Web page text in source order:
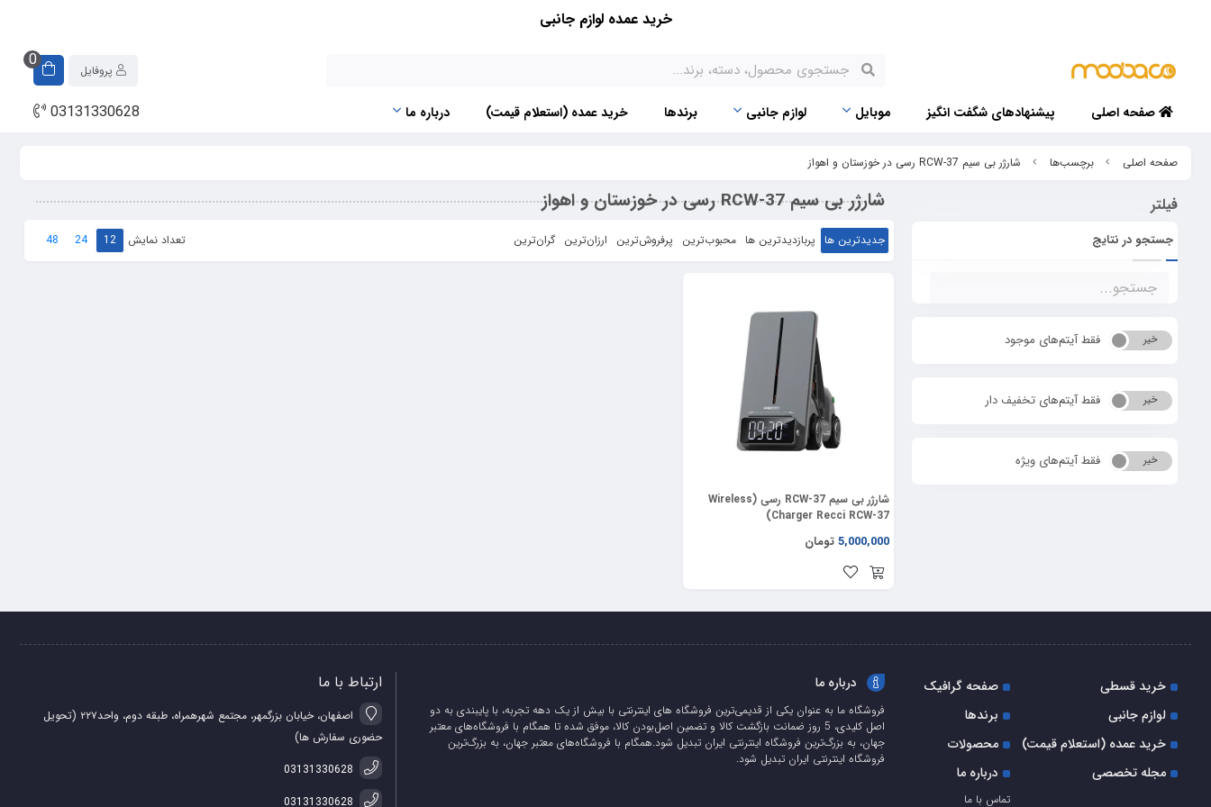
خرید عمده لوازم جانبی
0
صفحه اصلی پیشنهادهای شگفت انگیز موبایل لوازم جانبی برندها خرید عمده (استعلام قیمت) درباره ما 03131330628
صفحه اصلی برچسب‌ها شارژر بی سیم RCW-37 رسی در خوزستان و اهواز
فیلتر
جستجو در نتایج
بله خیر فقط آیتم‌های موجود
بله خیر فقط آیتم‌های تخفیف دار
بله خیر فقط آیتم‌های ویژه
شارژر بی سیم RCW-37 رسی در خوزستان و اهواز
جدیدترین ها پربازدیدترین ها محبوب‌‌ترین پرفروش‌ترین ارزان‌ترین گران‌ترین تعداد نمایش 12
24
48
شارژر بی سیم RCW-37 رسی (Wireless
Charger Recci RCW-37)
5,000,000تومان
خرید قسطی
صفحه گرافیک
لوازم جانبی
برندها
خرید عمده (استعلام قیمت)
محصولات
مجله تخصصی
درباره ما
تماس با ما
درباره ما
فروشگاه ما به عنوان یکی از قدیمی‌ترین فروشگاه های اینترنتی با بیش از یک دهه تجربه، با پایبندی به دو
اصل کلیدی، 5 روز ضمانت بازگشت کالا و تضمین اصل‌بودن کالا، موفق شده تا همگام با فروشگاه‌های معتبر
جهان، به بزرگ‌ترین فروشگاه اینترنتی ایران تبدیل شود.همگام با فروشگاه‌های معتبر جهان، به بزرگ‌ترین
فروشگاه اینترنتی ایران تبدیل شود.
ارتباط با ما
اصفهان، خیابان بزرگمهر، مجتمع شهرهمراه، طبقه دوم، واحد۲۲۷ (تحویل
حضوری سفارش ها)
03131330628
03131330628